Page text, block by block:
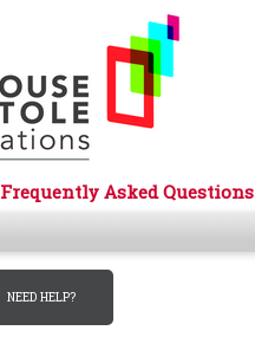
Frequently Asked Questions
NEED HELP?